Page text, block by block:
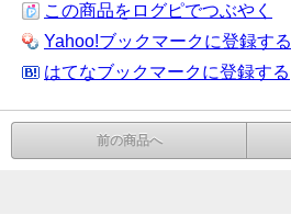
この商品をログピでつぶやく
Yahoo!ブックマークに登録する
はてなブックマークに登録する
前の商品へ